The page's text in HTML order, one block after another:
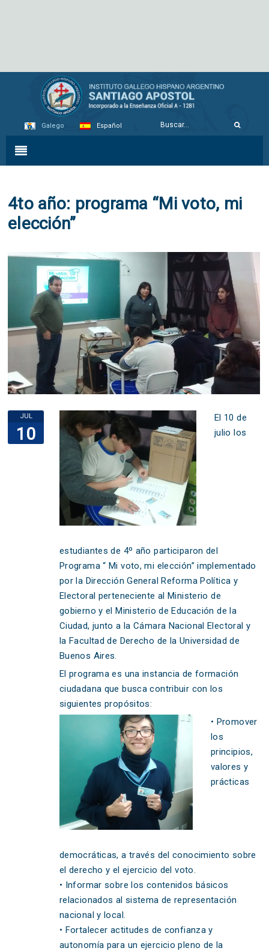
Galego Español
4to año: programa “Mi voto, mi
elección”
JUL
10
El 10 de
julio los
estudiantes de 4º año participaron del
Programa “ Mi voto, mi elección” implementado
por la Dirección General Reforma Política y
Electoral perteneciente al Ministerio de
gobierno y el Ministerio de Educación de la
Ciudad, junto a la Cámara Nacional Electoral y
la Facultad de Derecho de la Universidad de
Buenos Aires.
El programa es una instancia de formación
ciudadana que busca contribuir con los
siguientes propósitos:
• Promover
los
principios,
valores y
prácticas
democráticas, a través del conocimiento sobre
el derecho y el ejercicio del voto.
• Informar sobre los contenidos básicos
relacionados al sistema de representación
nacional y local.
• Fortalecer actitudes de confianza y
autonomía para un ejercicio pleno de la